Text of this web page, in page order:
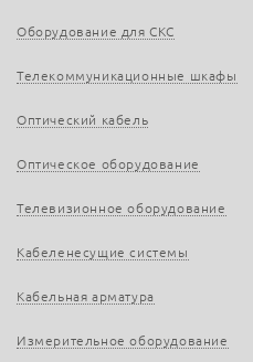
Оборудование для СКС
Телекоммуникационные шкафы
Оптический кабель
Оптическое оборудование
Телевизионное оборудование
Кабеленесущие системы
Кабельная арматура
Измерительное оборудование